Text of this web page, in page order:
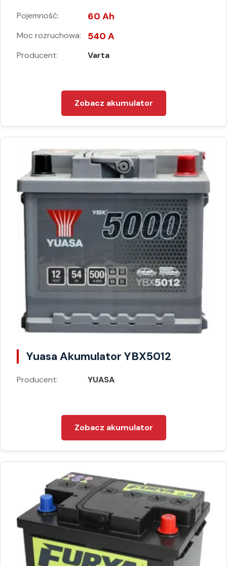
Pojemność: 60 Ah
Moc rozruchowa: 540 A
Producent: Varta
Zobacz akumulator
Yuasa Akumulator YBX5012
Producent: YUASA
Zobacz akumulator